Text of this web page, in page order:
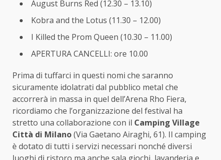
August Burns Red (12.30 – 13.10)
Kobra and the Lotus (11.30 – 12.00)
I Killed the Prom Queen (10.30 – 11.00)
APERTURA CANCELLI: ore 10.00
Prima di tuffarci in questi nomi che saranno
sicuramente idolatrati dal pubblico metal che
accorrerà in massa in quel dell’Arena Rho Fiera,
ricordiamo che l’organizzazione del festival ha
stretto una collaborazione con il Camping Village
Città di Milano(Via Gaetano Airaghi, 61). Il camping
è dotato di tutti i servizi necessari nonché diversi
luoghi di ristoro ma anche sala giochi, lavanderia e